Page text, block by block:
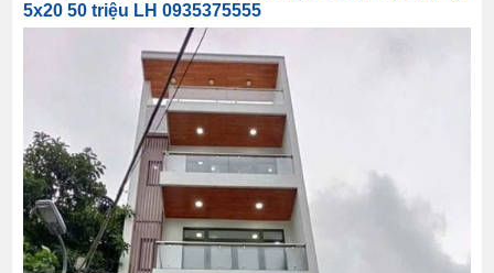
5x20 50 triệu LH 0935375555